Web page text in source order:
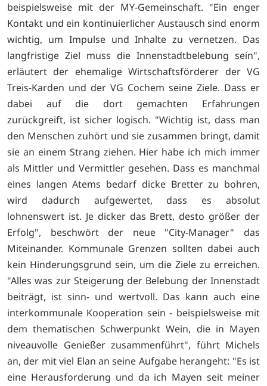
beispielsweise mit der MY-Gemeinschaft. "Ein enger
Kontakt und ein kontinuierlicher Austausch sind enorm
wichtig, um Impulse und Inhalte zu vernetzen. Das
langfristige Ziel muss die Innenstadtbelebung sein",
erläutert der ehemalige Wirtschaftsförderer der VG
Treis-Karden und der VG Cochem seine Ziele. Dass er
dabei auf die dort gemachten Erfahrungen
zurückgreift, ist sicher logisch. "Wichtig ist, dass man
den Menschen zuhört und sie zusammen bringt, damit
sie an einem Strang ziehen. Hier habe ich mich immer
als Mittler und Vermittler gesehen. Dass es manchmal
eines langen Atems bedarf dicke Bretter zu bohren,
wird dadurch aufgewertet, dass es absolut
lohnenswert ist. Je dicker das Brett, desto größer der
Erfolg", beschwört der neue "City-Manager" das
Miteinander. Kommunale Grenzen sollten dabei auch
kein Hinderungsgrund sein, um die Ziele zu erreichen.
"Alles was zur Steigerung der Belebung der Innenstadt
beiträgt, ist sinn- und wertvoll. Das kann auch eine
interkommunale Kooperation sein - beispielsweise mit
dem thematischen Schwerpunkt Wein, die in Mayen
niveauvolle Genießer zusammenführt", führt Michels
an, der mit viel Elan an seine Aufgabe herangeht: "Es ist
eine Herausforderung und da ich Mayen seit meiner